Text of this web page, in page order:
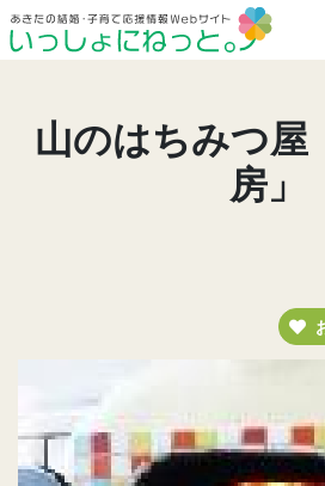
山のはちみつ
房」